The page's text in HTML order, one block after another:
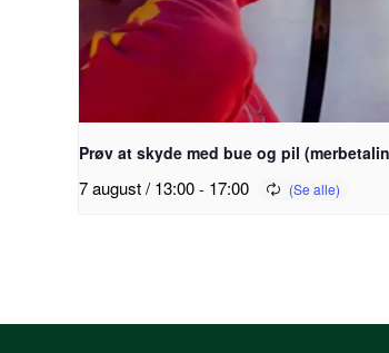
Prøv at skyde med bue og pil
7 august / 13:00 - 17:00